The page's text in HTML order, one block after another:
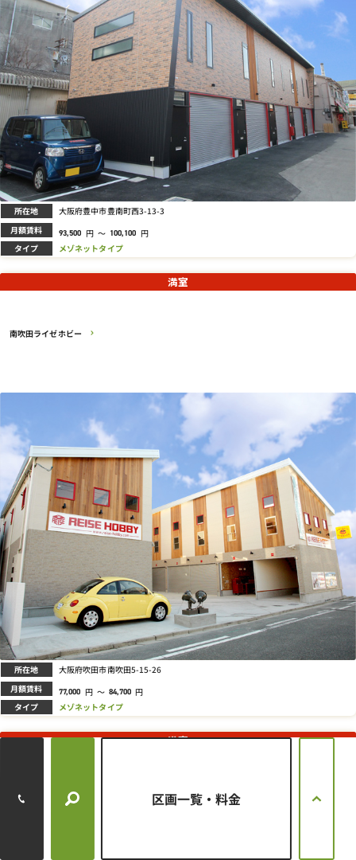
所在地 大阪府豊中市豊南町西3-13-3
月額賃料 93,500 円 ～ 100,100 円
タイプ メゾネットタイプ
南吹田ライゼホビー
満室
所在地 大阪府吹田市南吹田5-15-26
月額賃料 77,000 円 ～ 84,700 円
タイプ メゾネットタイプ
今宮２丁目ライゼホビー
満室
区画一覧・料金